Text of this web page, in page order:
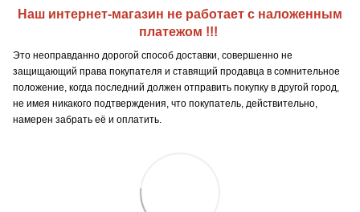
Наш интернет-магазин не работает с наложенным
платежом !!!
Это неоправданно дорогой способ доставки, совершенно не
защищающий права покупателя и ставящий продавца в сомнительное
положение, когда последний должен отправить покупку в другой город,
не имея никакого подтверждения, что покупатель, действительно,
намерен забрать её и оплатить.